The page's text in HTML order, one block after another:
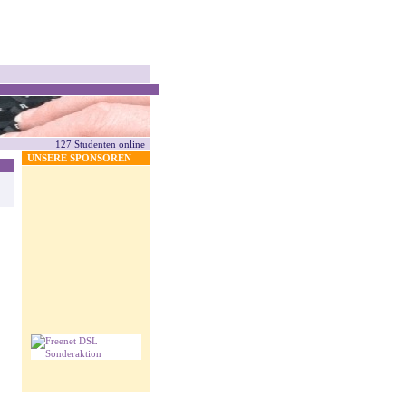
127 Studenten online
UNSERE SPONSOREN